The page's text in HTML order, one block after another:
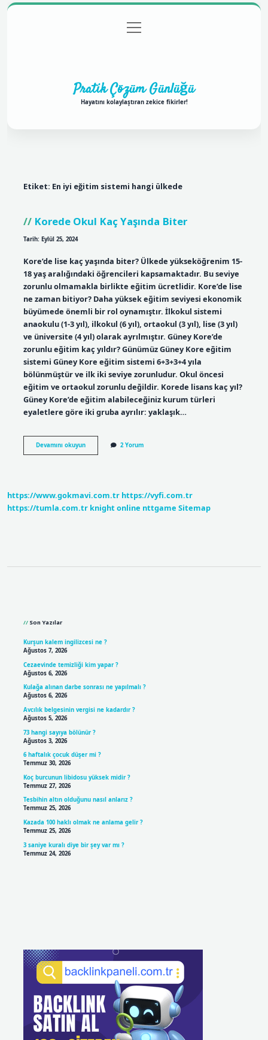
Gizlilik Politikası
menüyü
aç
Pratik Çözüm Günlüğü
Hayatını kolaylaştıran zekice fikirler!
Etiket: En iyi eğitim sistemi hangi ülkede
Korede Okul Kaç Yaşında Biter
Tarih: Eylül 25, 2024
Kore’de lise kaç yaşında biter? Ülkede yükseköğrenim 15-
18 yaş aralığındaki öğrencileri kapsamaktadır. Bu seviye
zorunlu olmamakla birlikte eğitim ücretlidir. Kore’de lise
ne zaman bitiyor? Daha yüksek eğitim seviyesi ekonomik
büyümede önemli bir rol oynamıştır. İlkokul sistemi
anaokulu (1-3 yıl), ilkokul (6 yıl), ortaokul (3 yıl), lise (3 yıl)
ve üniversite (4 yıl) olarak ayrılmıştır. Güney Kore’de
zorunlu eğitim kaç yıldır? Günümüz Güney Kore eğitim
sistemi Güney Kore eğitim sistemi 6+3+3+4 yıla
bölünmüştür ve ilk iki seviye zorunludur. Okul öncesi
eğitim ve ortaokul zorunlu değildir. Korede lisans kaç yıl?
Güney Kore’de eğitim alabileceğiniz kurum türleri
eyaletlere göre iki gruba ayrılır: yaklaşık…
Devamını okuyunKorede
Okul
2 Yorum
https://www.gokmavi.com.tr https://vyfi.com.tr
https://tumla.com.tr knight online nttgame Sitemap
Son Yazılar
Kurşun kalem ingilizcesi ne ?
Ağustos 7, 2026
Cezaevinde temizliği kim yapar ?
Ağustos 6, 2026
Kulağa alınan darbe sonrası ne yapılmalı ?
Ağustos 6, 2026
Avcılık belgesinin vergisi ne kadardır ?
Ağustos 5, 2026
73 hangi sayıya bölünür ?
Ağustos 3, 2026
6 haftalık çocuk düşer mi ?
Temmuz 30, 2026
Koç burcunun libidosu yüksek midir ?
Temmuz 27, 2026
Tesbihin altın olduğunu nasıl anlarız ?
Temmuz 25, 2026
Kazada 100 haklı olmak ne anlama gelir ?
Temmuz 25, 2026
3 saniye kuralı diye bir şey var mı ?
Temmuz 24, 2026